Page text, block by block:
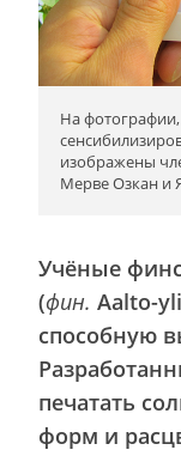
На
изображены
Мерве Озкан и
Учёные
(фин. Aalto-
способную
печатать
форм и